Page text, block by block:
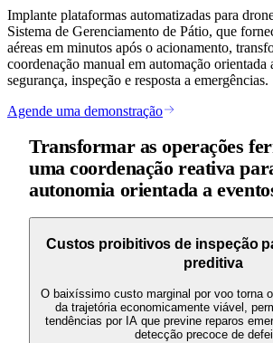
Implante plataformas automatizadas para
Sistema de Gerenciamento de Pátio, que
aéreas em minutos após o acionamento,
coordenação manual em automação orientada
segurança, inspeção e resposta a emergências.
Agende uma demonstração
Transformar as operações
uma coordenação reativa
autonomia orientada a
Custos proibitivos de inspeção
preditiva
O baixíssimo custo marginal por voo torna
da trajetória economicamente viável,
tendências por IA que previne reparos
detecção precoce de